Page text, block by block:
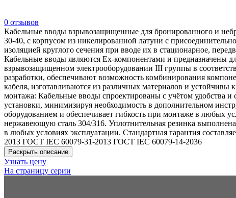
0 отзывов
Кабельные вводы взрывозащищенные для бронированного и
30-40, с корпусом из никелированной латуни с
изоляцией круглого сечения при вводе их в стационарное,
Кабельные вводы являются Ех-компонентами и предназначены
взрывозащищенном электрооборудовании III группы в
разработки, обеспечивают возможность комбинирования
кабеля, изготавливаются из различных материалов и устойчивы
монтажа: Кабельные вводы спроектированы с учётом удобства
установки, минимизируя необходимость в дополнительном
оборудованием и обеспечивает гибкость при монтаже в любых
нержавеющую сталь 304/316. Уплотнительная резинка
в любых условиях эксплуатации. Стандартная гарантия
2013 ГОСТ IEC 60079-31-2013 ГОСТ IEC 60079-14-2036
Раскрыть описание
Узнать цену
На страницу серии